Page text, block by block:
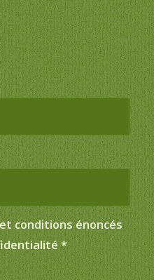
conditions énoncés
*